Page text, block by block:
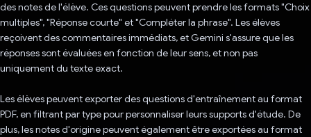
des notes de l'élève. Ces questions peuvent prendre les formats "Choix
multiples", "Réponse courte" et "Compléter la phrase". Les élèves
reçoivent des commentaires immédiats, et Gemini s'assure que les
réponses sont évaluées en fonction de leur sens, et non pas
uniquement du texte exact.
Les élèves peuvent exporter des questions d'entraînement au format
PDF, en filtrant par type pour personnaliser leurs supports d'étude. De
plus, les notes d'origine peuvent également être exportées au format